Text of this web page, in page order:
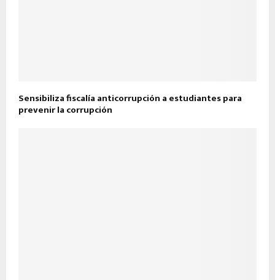
Sensibiliza fiscalía anticorrupción a estudiantes para
prevenir la corrupción